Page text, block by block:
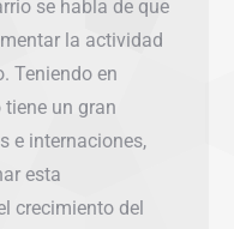
se habla de que
la actividad
Teniendo en
un gran
e internaciones,
esta
crecimiento del